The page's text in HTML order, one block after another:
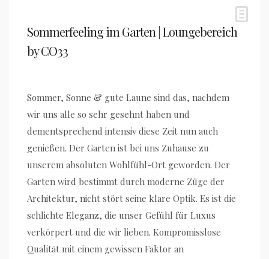
Sommerfeeling im Garten | Loungebereich
by CO33
Sommer, Sonne & gute Laune sind das, nachdem
wir uns alle so sehr gesehnt haben und
dementsprechend intensiv diese Zeit nun auch
genießen. Der Garten ist bei uns Zuhause zu
unserem absoluten Wohlfühl-Ort geworden. Der
Garten wird bestimmt durch moderne Züge der
Architektur, nicht stört seine klare Optik. Es ist die
schlichte Eleganz, die unser Gefühl für Luxus
verkörpert und die wir lieben. Kompromisslose
Qualität mit einem gewissen Faktor an